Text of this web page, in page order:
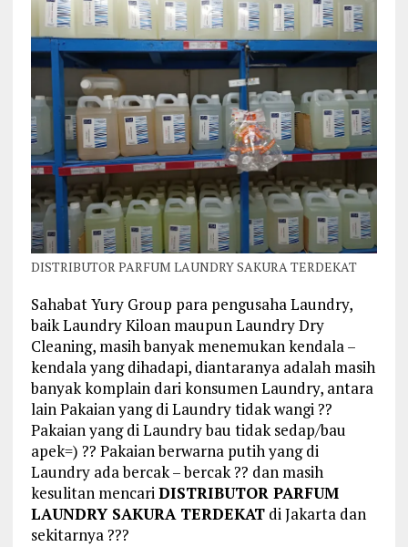
DISTRIBUTOR PARFUM LAUNDRY SAKURA TERDEKAT
Sahabat Yury Group para pengusaha Laundry,
baik Laundry Kiloan maupun Laundry Dry
Cleaning, masih banyak menemukan kendala –
kendala yang dihadapi, diantaranya adalah masih
banyak komplain dari konsumen Laundry, antara
lain Pakaian yang di Laundry tidak wangi ??
Pakaian yang di Laundry bau tidak sedap/bau
apek=) ?? Pakaian berwarna putih yang di
Laundry ada bercak – bercak ?? dan masih
kesulitan mencariDISTRIBUTOR PARFUM
LAUNDRY SAKURA TERDEKATdi Jakarta dan
sekitarnya ???